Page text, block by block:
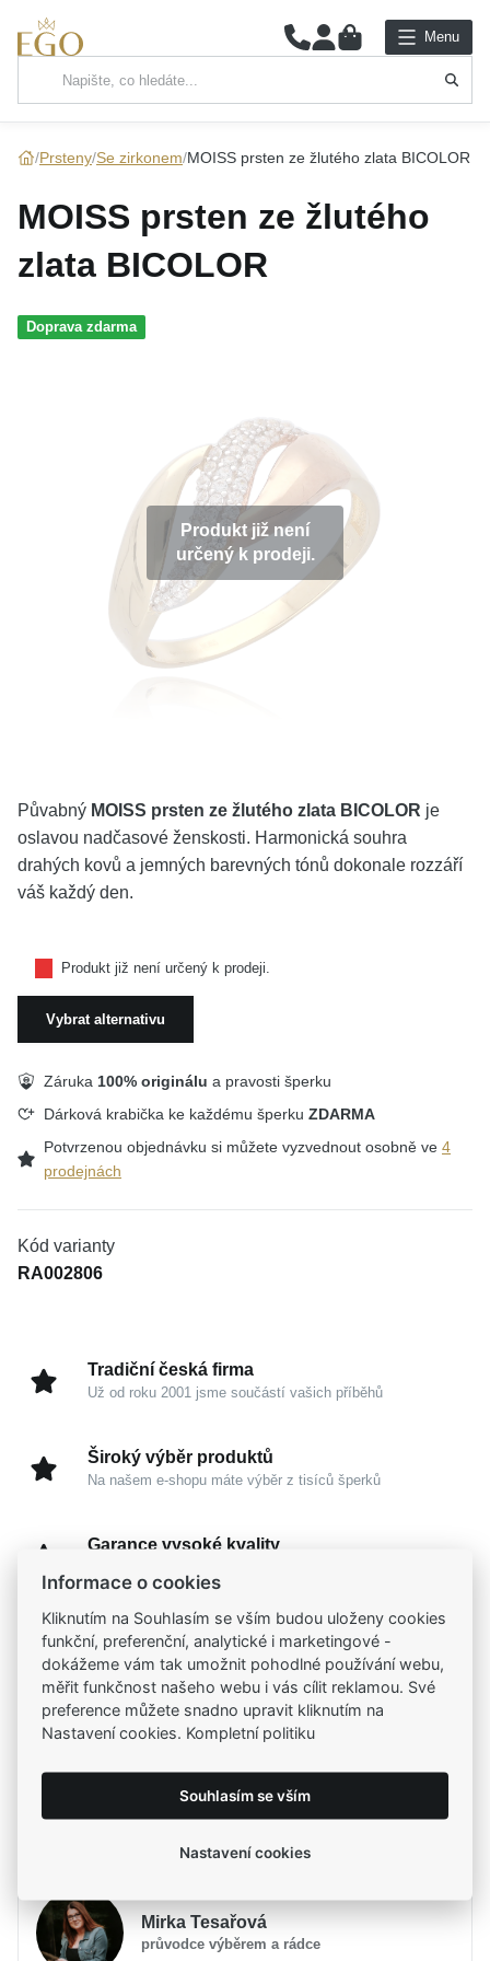
0 Menu
Hlavní kategorie
Prsteny Se zirkonem MOISS prsten ze žlutého zlata BICOLOR
MOISS prsten ze žlutého
zlata BICOLOR
Doprava zdarma
Produkt již není
určený k prodeji.
Půvabný MOISS prsten ze žlutého zlata BICOLOR je
oslavou nadčasové ženskosti. Harmonická souhra
drahých kovů a jemných barevných tónů dokonale rozzáří
váš každý den.
Produkt již není určený k prodeji.
Vybrat alternativu
Záruka 100% originálu a pravosti šperku
Dárková krabička ke každému šperku ZDARMA
Potvrzenou objednávku si můžete vyzvednout osobně ve 4
prodejnách
Kód varianty
RA002806
Tradiční česká firma
Už od roku 2001 jsme součástí vašich příběhů
Široký výběr produktů
Na našem e-shopu máte výběr z tisíců šperků
Garance vysoké kvality
Kamenné prodejny
Zastavte se do jedné z našich 4 prodejen
Parametry a specifikace
MOISS
Materiál
Zlato bílé 585/1000, Zlato
žluté 585/1000
PůvabnýMOISS prsten ze žlutého zlata BICOLOR
do detailu ztělesňuje harmonii mezi tradičním
šperkařským uměním a moderní elegancí. Spojení
Potřebujete poradit?
Mirka Tesařová
průvodce výběrem a rádce
Informace o cookies
Kliknutím na Souhlasím se vším budou uloženy cookies
funkční, preferenční, analytické i marketingové -
dokážeme vám tak umožnit pohodlné používání webu,
měřit funkčnost našeho webu i vás cílit reklamou. Své
preference můžete snadno upravit kliknutím na
Nastavení cookies. Kompletní politiku
Souhlasím se vším
Nastavení cookies